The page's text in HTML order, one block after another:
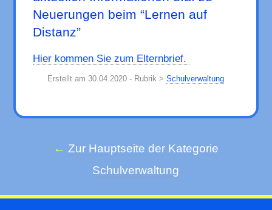
Neuerungen beim “Lernen auf
Distanz”
Hier kommen Sie zum Elternbrief.
Erstellt am 30.04.2020 - Rubrik >Schulverwaltung
Zur Hauptseite der Kategorie
Schulverwaltung